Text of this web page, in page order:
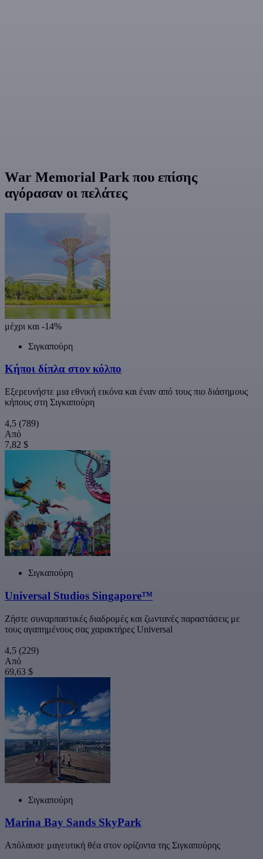
War Memorial Park που επίσης
αγόρασαν οι πελάτες
μέχρι και -14%
Σιγκαπούρη
Κήποι δίπλα στον κόλπο
Εξερευνήστε μια εθνική εικόνα και έναν από τους πιο διάσημους
κήπους στη Σιγκαπούρη
4,5 (789)
Από
7,82 $
Σιγκαπούρη
Universal Studios Singapore™
Ζήστε συναρπαστικές διαδρομές και ζωντανές παραστάσεις με
τους αγαπημένους σας χαρακτήρες Universal
4,5 (229)
Από
69,63 $
Σιγκαπούρη
Marina Bay Sands SkyPark
Απόλαυσε μαγευτική θέα στον ορίζοντα της Σιγκαπούρης